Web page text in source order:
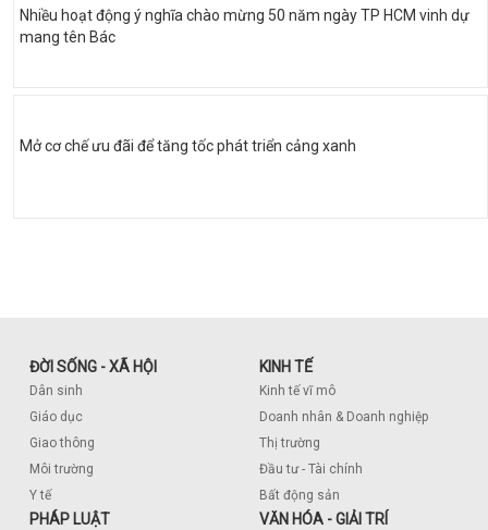
Nhiều hoạt động ý nghĩa chào mừng 50 năm ngày TP HCM vinh dự
mang tên Bác
Mở cơ chế ưu đãi để tăng tốc phát triển cảng xanh
ĐỜI SỐNG - XÃ HỘI
Dân sinh
Giáo dục
Giao thông
Môi trường
Y tế
KINH TẾ
Kinh tế vĩ mô
Doanh nhân & Doanh nghiệp
Thị trường
Đầu tư - Tài chính
Bất động sản
PHÁP LUẬT VĂN HÓA - GIẢI TRÍ